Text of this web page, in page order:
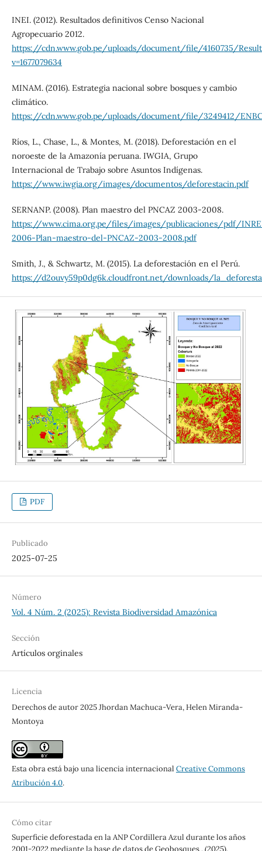
INEI. (2012). Resultados definitivos Censo Nacional
Agropecuario 2012.
https://cdn.www.gob.pe/uploads/document/file/4160735/
v=1677079634
MINAM. (2016). Estrategia nacional sobre bosques y cambio
climático.
https://cdn.www.gob.pe/uploads/document/file/3249412/
Ríos, L., Chase, L., & Montes, M. (2018). Deforestación en el
noroeste de la Amazonía peruana. IWGIA, Grupo
Internacional de Trabajo sobre Asuntos Indígenas.
https://www.iwgia.org/images/documentos/deforestacin.pdf
SERNANP. (2008). Plan maestro del PNCAZ 2003-2008.
https://www.cima.org.pe/files/images/publicaciones/pdf/
2006-Plan-maestro-del-PNCAZ-2003-2008.pdf
Smith, J., & Schwartz, M. (2015). La deforestación en el Perú.
https://d2ouvy59p0dg6k.cloudfront.net/downloads/
PDF
Publicado
2025-07-25
Número
Vol. 4 Núm. 2 (2025): Revista Biodiversidad Amazónica
Sección
Artículos orginales
Licencia
Derechos de autor 2025 Jhordan Machuca-Vera, Helen Miranda-
Montoya
Esta obra está bajo una licencia internacional Creative Commons
Atribución 4.0.
Cómo citar
Superficie deforestada en la ANP Cordillera Azul durante los años
2001-2022 mediante la base de datos de Geobosques . (2025).